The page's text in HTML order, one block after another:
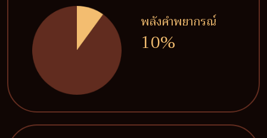
พลังคำพยากรณ์
10%